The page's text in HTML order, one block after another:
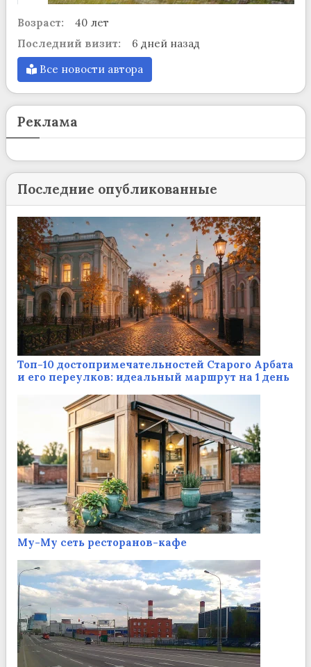
Возраст:
40 лет
Последний визит:
6 дней назад
Все новости автора
Реклама
Последние опубликованные
Топ-10 достопримечательностей Старого Арбата
и его переулков: идеальный маршрут на 1 день
Му-Му сеть ресторанов-кафе